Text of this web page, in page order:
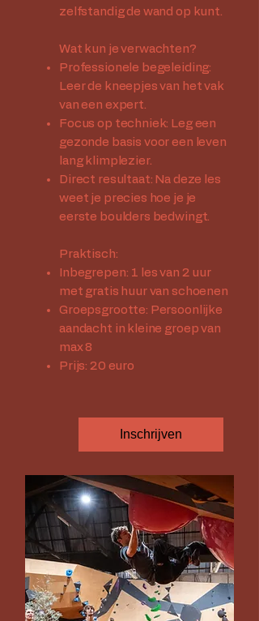
zelfstandig de wand op kunt.
Wat kun je verwachten?
Professionele begeleiding:
Leer de kneepjes van het vak
van een expert.
Focus op techniek: Leg een
gezonde basis voor een leven
lang klimplezier.
Direct resultaat: Na deze les
weet je precies hoe je je
eerste boulders bedwingt.
Praktisch:
Inbegrepen: 1 les van 2 uur
met gratis huur van schoenen
Groepsgrootte: Persoonlijke
aandacht in kleine groep van
max 8
Prijs: 20 euro​
Inschrijven